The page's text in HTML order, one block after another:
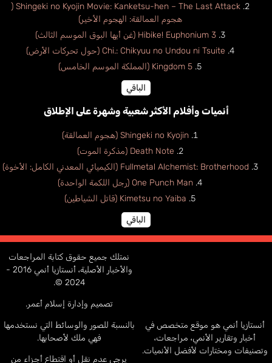
Shingeki no Kyojin Movie: Kanketsu-hen – The Last Attack (
هجوم العمالقة: الهجوم الأخير)
Hibike! Euphonium 3 (غن أيها البوق الموسم الثالث)
Chi.: Chikyuu no Undou ni Tsuite (حول تحركات الأرض)
Kingdom 5 (المملكة الموسم الخامس)
الباقي
أنميات وأفلام الأكثر شعبية وشهرة على الإطلاق
Shingeki no Kyojin (هجوم العمالقة)
Death Note (مذكرة الموت)
Fullmetal Alchemist: Brotherhood (الكيميائي المعدني الكامل: الأخوة)
One Punch Man (رجل اللكمة الواحدة)
Kimetsu no Yaiba (قاتل الشياطين)
الباقي
أنستازيا أنمي هو موقع متخصص في
أخبار وتقارير الأنمي، مراجعات،
وتصنيفات ومختارات لأفضل الأنميات.
نمتلك جميع حقوق كتابة المراجعات
والأخبار الأصلية، أنستازيا أنمي 2016 -
2024 ©.
تصميم وإدارة إسلام أعمر.
بالنسبة للصور والوسائط التي نستخدمها
فهي ملك لأصحابها.
يرجى عدم نقل أو اقتطاع أجزاء من